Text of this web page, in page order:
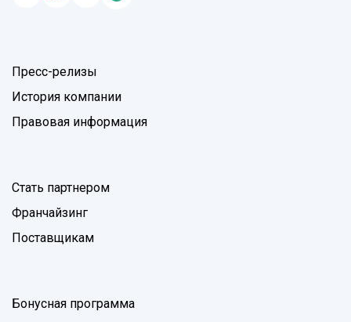
Пресс-релизы
История компании
Правовая информация
Стать партнером
Франчайзинг
Поставщикам
Бонусная программа